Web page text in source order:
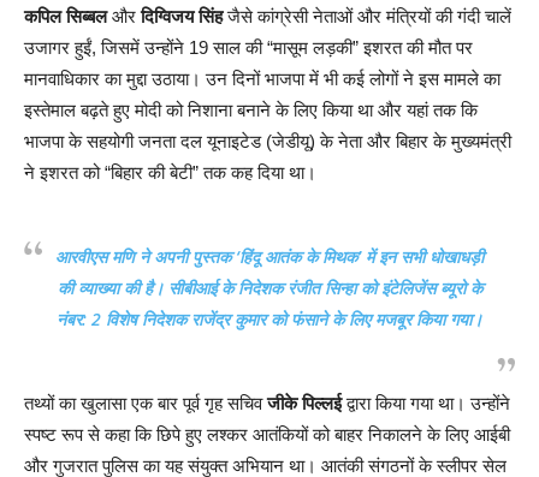
कपिल सिब्बलऔरदिग्विजय सिंहजैसे कांग्रेसी नेताओं और मंत्रियों की गंदी चालें
उजागर हुईं, जिसमें उन्होंने 19 साल की “मासूम लड़की” इशरत की मौत पर
मानवाधिकार का मुद्दा उठाया। उन दिनों भाजपा में भी कई लोगों ने इस मामले का
इस्तेमाल बढ़ते हुए मोदी को निशाना बनाने के लिए किया था और यहां तक कि
भाजपा के सहयोगी जनता दल यूनाइटेड (जेडीयू) के नेता और बिहार के मुख्यमंत्री
ने इशरत को “बिहार की बेटी” तक कह दिया था।
आरवीएस मणि ने अपनी पुस्तक ‘हिंदू आतंक के मिथक’ में इन सभी धोखाधड़ी
की व्याख्या की है। सीबीआई के निदेशक रंजीत सिन्हा को इंटेलिजेंस ब्यूरो के
नंबर: 2 विशेष निदेशक राजेंद्र कुमार को फंसाने के लिए मजबूर किया गया।
तथ्यों का खुलासा एक बार पूर्व गृह सचिवजीके पिल्लईद्वारा किया गया था। उन्होंने
स्पष्ट रूप से कहा कि छिपे हुए लश्कर आतंकियों को बाहर निकालने के लिए आईबी
और गुजरात पुलिस का यह संयुक्त अभियान था। आतंकी संगठनों के स्लीपर सेल